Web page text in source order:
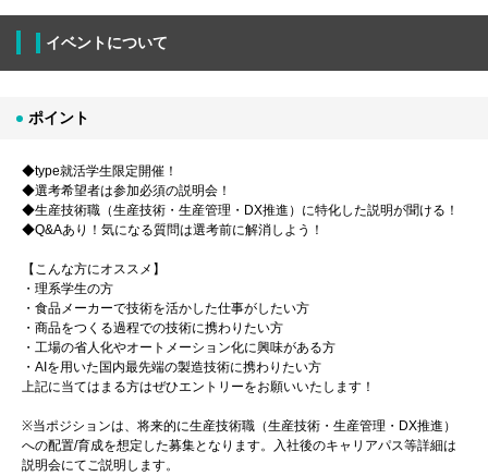
イベントについて
ポイント
◆type就活学生限定開催！
◆選考希望者は参加必須の説明会！
◆生産技術職（生産技術・生産管理・DX推進）に特化した説明が聞ける！
◆Q&Aあり！気になる質問は選考前に解消しよう！
【こんな方にオススメ】
・理系学生の方
・食品メーカーで技術を活かした仕事がしたい方
・商品をつくる過程での技術に携わりたい方
・工場の省人化やオートメーション化に興味がある方
・AIを用いた国内最先端の製造技術に携わりたい方
上記に当てはまる方はぜひエントリーをお願いいたします！
※当ポジションは、将来的に生産技術職（生産技術・生産管理・DX推進）
への配置/育成を想定した募集となります。入社後のキャリアパス等詳細は
説明会にてご説明します。